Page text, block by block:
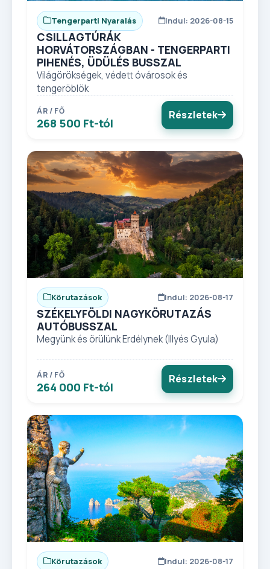
Tengerparti Nyaralás Indul: 2026-08-15
CSILLAGTÚRÁK
HORVÁTORSZÁGBAN - TENGERPARTI
PIHENÉS, ÜDÜLÉS BUSSZAL
Világörökségek, védett óvárosok és
tengeröblök
ÁR / FŐ
268 500 Ft-tól
Részletek
Körutazások Indul: 2026-08-17
SZÉKELYFÖLDI NAGYKÖRUTAZÁS
AUTÓBUSSZAL
Megyünk és örülünk Erdélynek (Illyés Gyula)
ÁR / FŐ
264 000 Ft-tól
Részletek
Körutazások Indul: 2026-08-17